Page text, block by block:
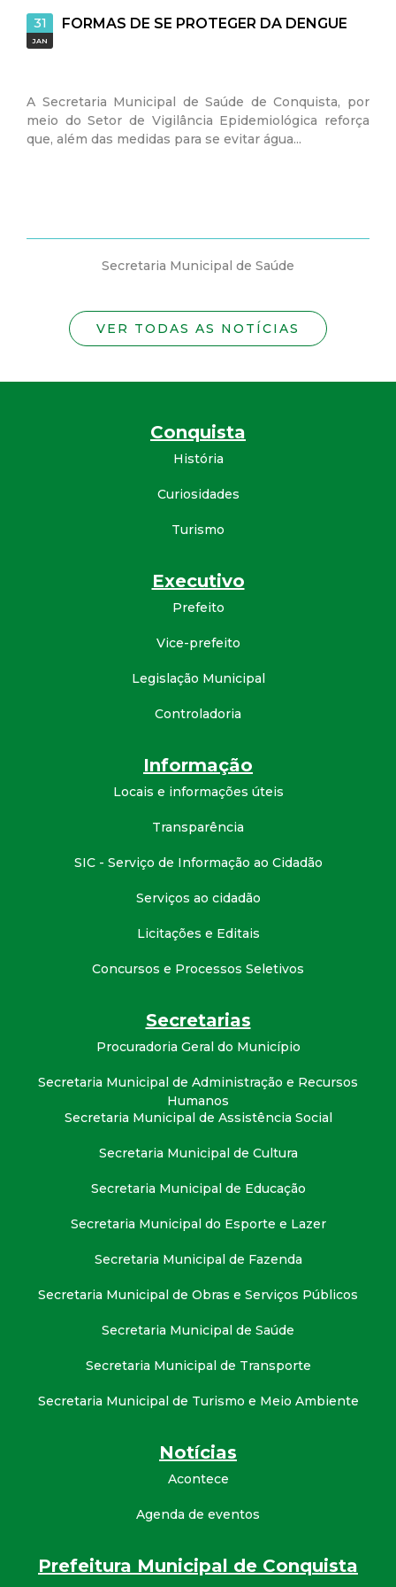
FORMAS DE SE PROTEGER DA DENGUE
Secretaria Municipal de Saúde de Conquista, por
do Setor de Vigilância Epidemiológica reforça
além das medidas para se evitar água...
Secretaria Municipal de Saúde
23
Na
VER TODAS AS NOTÍCIAS
Conquista
História
Curiosidades
Turismo
Executivo
Prefeito
Vice-prefeito
Legislação Municipal
Controladoria
Informação
Locais e informações úteis
Transparência
SIC - Serviço de Informação ao Cidadão
Serviços ao cidadão
Licitações e Editais
Concursos e Processos Seletivos
Secretarias
Procuradoria Geral do Município
Secretaria Municipal de Administração e Recursos
Humanos
Secretaria Municipal de Assistência Social
Secretaria Municipal de Cultura
Secretaria Municipal de Educação
Secretaria Municipal do Esporte e Lazer
Secretaria Municipal de Fazenda
Secretaria Municipal de Obras e Serviços Públicos
Secretaria Municipal de Saúde
Secretaria Municipal de Transporte
Secretaria Municipal de Turismo e Meio Ambiente
Notícias
Acontece
Agenda de eventos
Prefeitura Municipal de Conquista